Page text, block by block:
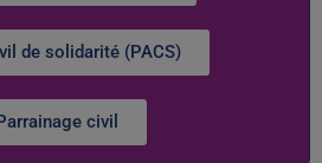
de solidarité (PACS)
Parrainage civil